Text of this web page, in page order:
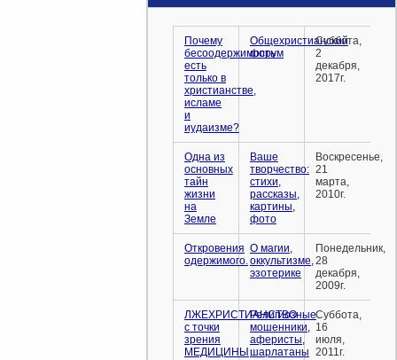
Почему
бесоодержимость
есть
только в
христианстве,
исламе
и
иудаизме?
Общехристианский
форум
Суббота,
2
декабря,
2017г.
Одна из
основных
тайн
жизни
на
Земле
Ваше
творчество:
стихи,
рассказы,
картины,
фото
Воскресенье,
21
марта,
2010г.
Откровения
одержимого.
О магии,
оккультизме,
эзотерике
Понедельник,
28
декабря,
2009г.
ЛЖЕХРИСТИАНСТВО
с точки
зрения
МЕДИЦИНЫ
Религиозные
мошенники,
аферисты,
шарлатаны
Суббота,
16
июля,
2011г.